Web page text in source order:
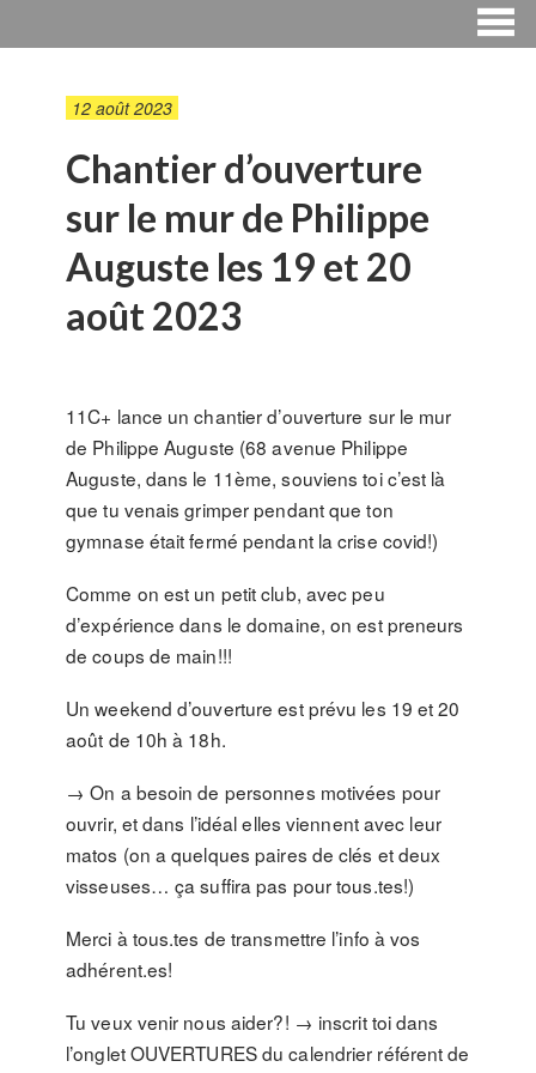
12 août 2023
Chantier d’ouverture
sur le mur de Philippe
Auguste les 19 et 20
août 2023
11C+ lance un chantier d’ouverture sur le mur
de Philippe Auguste (68 avenue Philippe
Auguste, dans le 11ème, souviens toi c’est là
que tu venais grimper pendant que ton
gymnase était fermé pendant la crise covid!)
Comme on est un petit club, avec peu
d’expérience dans le domaine, on est preneurs
de coups de main!!!
Un weekend d’ouverture est prévu les 19 et 20
août de 10h à 18h.
→ On a besoin de personnes motivées pour
ouvrir, et dans l’idéal elles viennent avec leur
matos (on a quelques paires de clés et deux
visseuses… ça suffira pas pour tous.tes!)
Merci à tous.tes de transmettre l’info à vos
adhérent.es!
Tu veux venir nous aider?! → inscrit toi dans
l’onglet OUVERTURES du calendrier référent de